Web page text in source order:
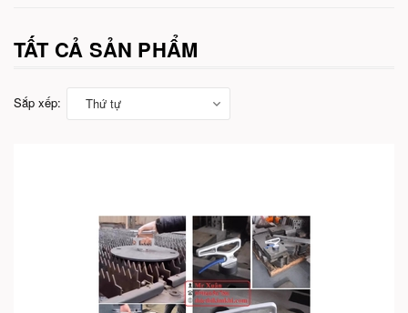
TẤT CẢ SẢN PHẨM
Sắp xếp: Thứ tự